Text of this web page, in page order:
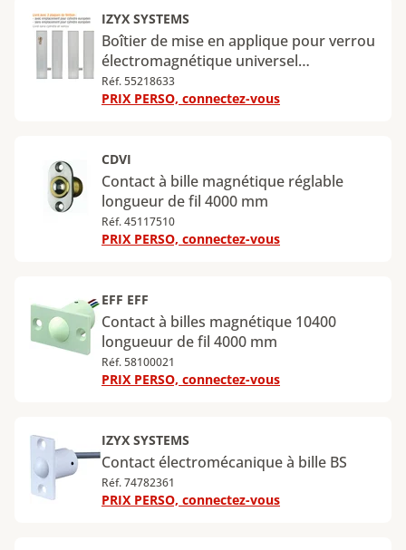
IZYX SYSTEMS
Boîtier de mise en applique pour verrou
électromagnétique universel
DBM1500EC
Réf. 55218633
PRIX PERSO, connectez-vous
CDVI
Contact à bille magnétique réglable
longueur de fil 4000 mm
Réf. 45117510
PRIX PERSO, connectez-vous
EFF EFF
Contact à billes magnétique 10400
longueuur de fil 4000 mm
Réf. 58100021
PRIX PERSO, connectez-vous
IZYX SYSTEMS
Contact électromécanique à bille BS
Réf. 74782361
PRIX PERSO, connectez-vous